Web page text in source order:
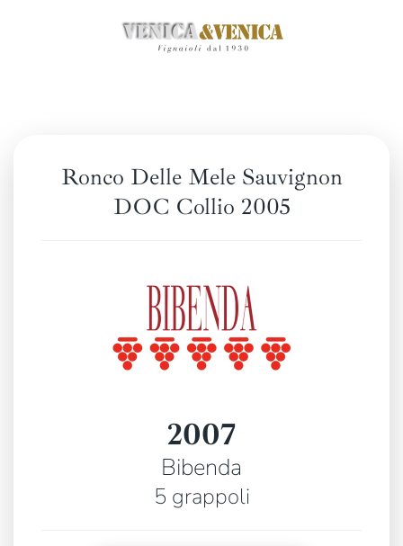
Ronco Delle Mele Sauvignon
DOC Collio 2005
2007
Bibenda
5 grappoli